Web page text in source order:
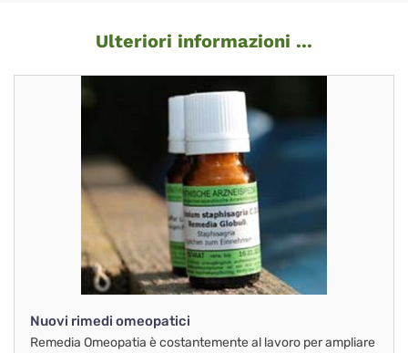
Ulteriori informazioni ...
Nuovi rimedi omeopatici
Remedia Omeopatia è costantemente al lavoro per ampliare